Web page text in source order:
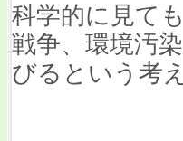
科学的に見て
戦争、環境汚
びるという考